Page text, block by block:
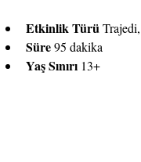
Etkinlik Türü
Süre 95 dakika
Yaş Sınırı 13+